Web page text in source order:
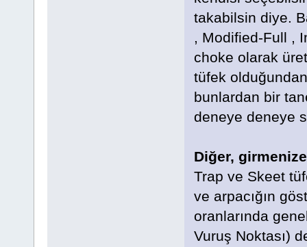
takabilsin diye.
, Modified-Full ,
choke olarak
tüfek
bunlardan bir
deneye deneye
Diğer,
Trap ve Skeet
ve arpacığın
oranlarında
Vuruş Noktası)